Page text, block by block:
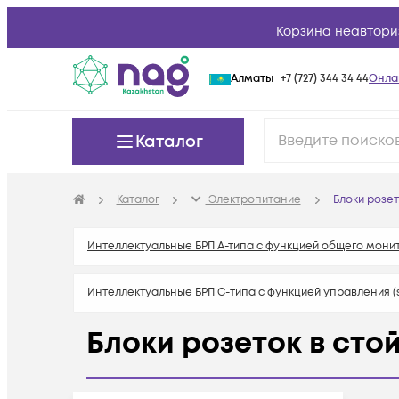
Корзина
Алматы +7 (727) 344 34 44
Каталог
Каталог Электропитание Блоки
Интеллектуальные БРП А-типа с функцией общего
Интеллектуальные БРП C-типа с функцией
Интеллектуальные БРП D-типа с функцией
Блоки розеток в